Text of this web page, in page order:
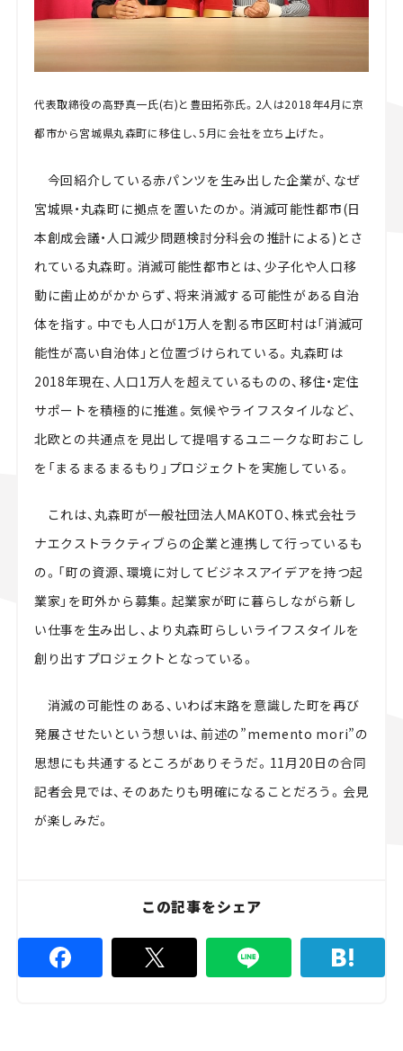
代表取締役の高野真一氏(右)と豊田拓弥氏。2人は2018年4月に京
都市から宮城県丸森町に移住し、5月に会社を立ち上げた。
今回紹介している赤パンツを生み出した企業が、なぜ
宮城県・丸森町に拠点を置いたのか。消滅可能性都市(日
本創成会議・人口減少問題検討分科会の推計による)とさ
れている丸森町。消滅可能性都市とは、少子化や人口移
動に歯止めがかからず、将来消滅する可能性がある自治
体を指す。中でも人口が1万人を割る市区町村は「消滅可
能性が高い自治体」と位置づけられている。丸森町は
2018年現在、人口1万人を超えているものの、移住・定住
サポートを積極的に推進。気候やライフスタイルなど、
北欧との共通点を見出して提唱するユニークな町おこし
を「まるまるまるもり」プロジェクトを実施している。
これは、丸森町が一般社団法人MAKOTO、株式会社ラ
ナエクストラクティブらの企業と連携して行っているも
の。「町の資源、環境に対してビジネスアイデアを持つ起
業家」を町外から募集。起業家が町に暮らしながら新し
い仕事を生み出し、より丸森町らしいライフスタイルを
創り出すプロジェクトとなっている。
消滅の可能性のある、いわば末路を意識した町を再び
発展させたいという想いは、前述の”memento mori”の
思想にも共通するところがありそうだ。11月20日の合同
記者会見では、そのあたりも明確になることだろう。会見
が楽しみだ。
この記事をシェア